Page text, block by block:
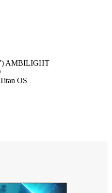
AMBILIGHT
OS